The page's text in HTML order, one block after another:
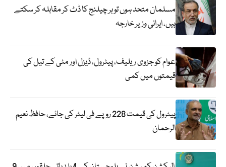
مسلمان متحد ہوں تو ہر چیلنج کا ڈٹ کر مقابلہ کر سکتے
ہیں، ایرانی وزیر خارجہ
عوام کو جزوی ریلیف، پیٹرول، ڈیزل اور مٹی کے تیل کی
قیمتوں میں کمی
پیٹرول کی قیمت 228 روپے فی لیٹر کی جائے، حافظ نعیم
الرحمان